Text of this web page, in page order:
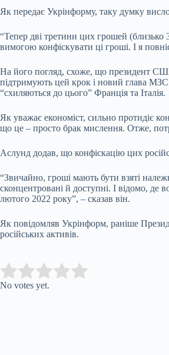
Як передає Укрінформу, таку думку
“Тепер дві третини цих грошей (близько
вимогою конфіскувати ці гроші. І я
На його погляд, схоже, що президент
підтримують цей крок і новий глава МЗС
“схиляються до цього” Франція та Італія.
Як уважає економіст, сильно протидіє
що це – просто брак мислення. Отже,
Аслунд додав, що конфіскацію цих
“Звичайно, гроші мають бути взяті
сконцентровані й доступні. І відомо, де
лютого 2022 року”, – сказав він.
Як повідомляв Укрінформ, раніше
російських активів.
Rate this item:
No votes yet.